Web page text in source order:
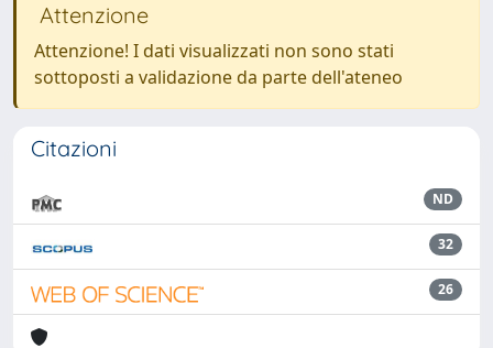
Attenzione
Attenzione! I dati visualizzati non sono stati
sottoposti a validazione da parte dell'ateneo
Citazioni
ND
32
26